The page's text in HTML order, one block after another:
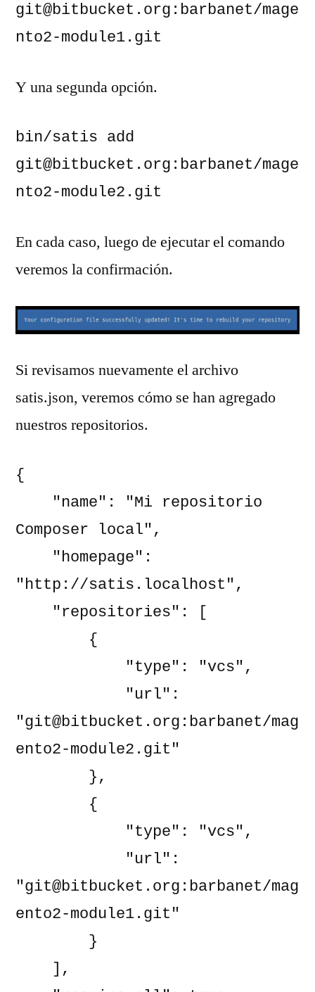
git@bitbucket.org:barbanet/mage
nto2-module1.git
Y una segunda opción.
bin/satis add
git@bitbucket.org:barbanet/mage
nto2-module2.git
En cada caso, luego de ejecutar el comando
veremos la confirmación.
Si revisamos nuevamente el archivo
satis.json, veremos cómo se han agregado
nuestros repositorios.
{
Composer local",
"http://satis.localhost",
"git@bitbucket.org:barbanet/mag
ento2-module2.git"
"git@bitbucket.org:barbanet/mag
ento2-module1.git"